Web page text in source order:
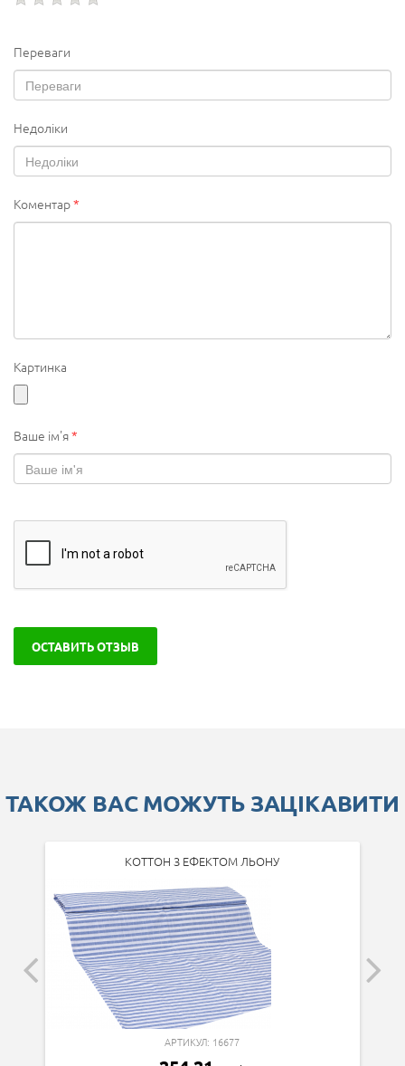
Переваги
Недоліки
Коментар*
Картинка
Ваше ім'я*
ОСТАВИТЬ ОТЗЫВ
ТАКОЖ ВАС МОЖУТЬ ЗАЦІКАВИТИ
КОТТОН З ЕФЕКТОМ ЛЬОНУ
АРТИКУЛ: 16677